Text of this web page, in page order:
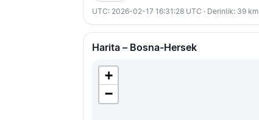
UTC: 2026-02-17 16:31:28 UTC · Derinlik: 39 km
Harita – Bosna-Hersek
+
−